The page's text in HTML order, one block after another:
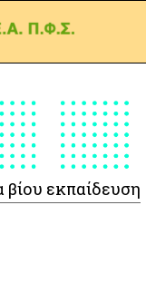
βίου εκπαίδευση